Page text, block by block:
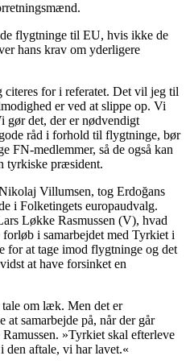
flygtninge til EU, hvis ikke de
hans krav om yderligere
citeres for i referatet. Det vil jeg til
er ved at slippe op. Vi
gør det, der er nødvendigt
råd i forhold til flygtninge, bør
FN-medlemmer, så de også kan
tyrkiske præsident.
Villumsen, tog Erdoğans
i Folketingets europaudvalg.
Løkke Rasmussen (V), hvad
i samarbejdet med Tyrkiet i
for at tage imod flygtninge og det
at have forsinket en
tale om læk. Men det er
at samarbejde på, når der går
»Tyrkiet skal efterleve
den aftale, vi har lavet.«